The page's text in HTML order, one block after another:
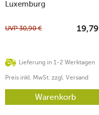
Luxemburg
Lieferung in 1-2 Werktagen
UVP30,90 € 19,79
Preis inkl. MwSt. zzgl. Versand
Warenkorb